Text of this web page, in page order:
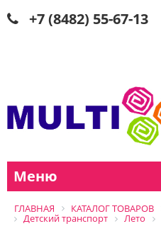
+7 (8482) 55-67-13
Меню
ГЛАВНАЯ КАТАЛОГ ТОВАРОВ
Детский транспорт
Лето